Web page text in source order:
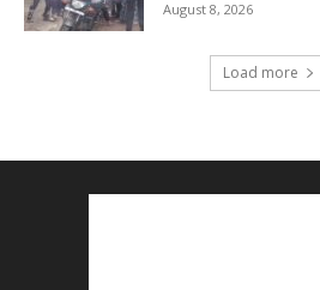
August 8, 2026
Load more